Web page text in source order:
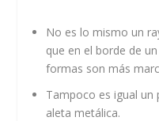
No es lo mismo un
que en el borde de
formas son más
Tampoco es igual un
aleta metálica.